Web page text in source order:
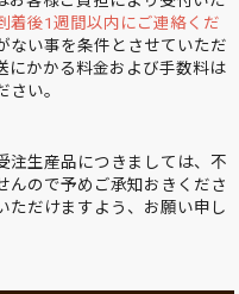
着後1週間以内にご連絡くだ
ない事を条件とさせていただ
にかかる料金および手数料は
い。
注生産品につきましては、不
んので予めご承知おきくださ
ただけますよう、お願い申し